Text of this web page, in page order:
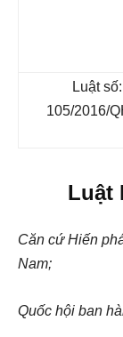
Luật số:
105/2016/
Luật
Căn cứ Hiến
Nam;
Quốc hội ban